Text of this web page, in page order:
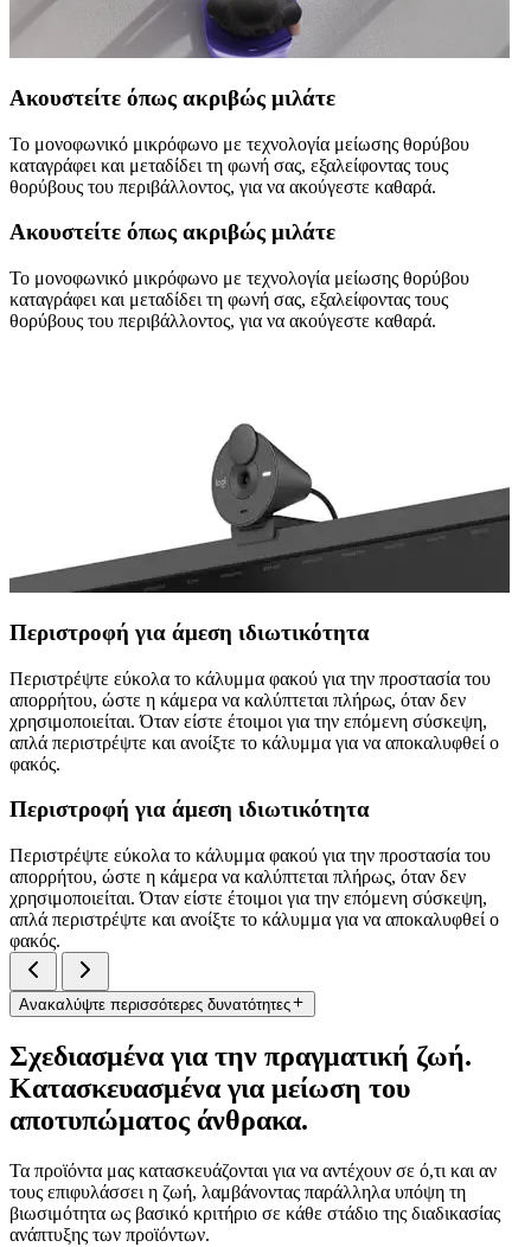
Ακουστείτε όπως ακριβώς μιλάτε
Το μονοφωνικό μικρόφωνο με τεχνολογία μείωσης θορύβου
καταγράφει και μεταδίδει τη φωνή σας, εξαλείφοντας τους
θορύβους του περιβάλλοντος, για να ακούγεστε καθαρά.
Ακουστείτε όπως ακριβώς μιλάτε
Το μονοφωνικό μικρόφωνο με τεχνολογία μείωσης θορύβου
καταγράφει και μεταδίδει τη φωνή σας, εξαλείφοντας τους
θορύβους του περιβάλλοντος, για να ακούγεστε καθαρά.
Περιστροφή για άμεση ιδιωτικότητα
Περιστρέψτε εύκολα το κάλυμμα φακού για την προστασία του
απορρήτου, ώστε η κάμερα να καλύπτεται πλήρως, όταν δεν
χρησιμοποιείται. Όταν είστε έτοιμοι για την επόμενη σύσκεψη,
απλά περιστρέψτε και ανοίξτε το κάλυμμα για να αποκαλυφθεί ο
φακός.
Περιστροφή για άμεση ιδιωτικότητα
Περιστρέψτε εύκολα το κάλυμμα φακού για την προστασία του
απορρήτου, ώστε η κάμερα να καλύπτεται πλήρως, όταν δεν
χρησιμοποιείται. Όταν είστε έτοιμοι για την επόμενη σύσκεψη,
απλά περιστρέψτε και ανοίξτε το κάλυμμα για να αποκαλυφθεί ο
φακός.
Ανακαλύψτε περισσότερες δυνατότητες
Σχεδιασμένα για την πραγματική ζωή.
Κατασκευασμένα για μείωση του
αποτυπώματος άνθρακα.
Τα προϊόντα μας κατασκευάζονται για να αντέχουν σε ό,τι και αν
τους επιφυλάσσει η ζωή, λαμβάνοντας παράλληλα υπόψη τη
βιωσιμότητα ως βασικό κριτήριο σε κάθε στάδιο της διαδικασίας
ανάπτυξης των προϊόντων.